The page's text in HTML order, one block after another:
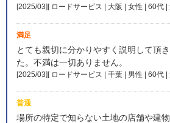
[2025/03][ ロードサービス | 大阪 | 女性 | 60代 |
満足
とても親切に分かりやすく説明して頂
た。不満は一切ありません。
[2025/03][ ロードサービス | 千葉 | 男性 | 60代 |
普通
場所の特定で知らない土地の店舗や建